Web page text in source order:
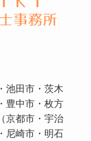
池田市・茨木
豊中市・枚方
京都市・宇治
尼崎市・明石